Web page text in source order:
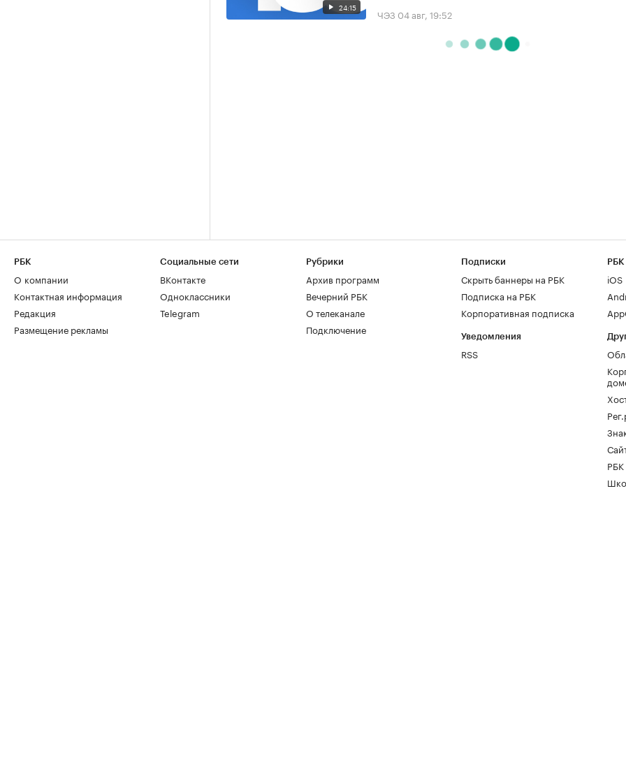
24:15 ЧЭЗ 04 авг, 19:52
РБК
О компании
Контактная информация
Редакция
Размещение рекламы
Социальные сети
ВКонтакте
Одноклассники
Telegram
Рубрики
Архив программ
Вечерний РБК
О телеканале
Подключение
Подписки
Скрыть баннеры на РБК
Подписка на РБК
Корпоративная подписка
Уведомления
RSS
РБК
iOS